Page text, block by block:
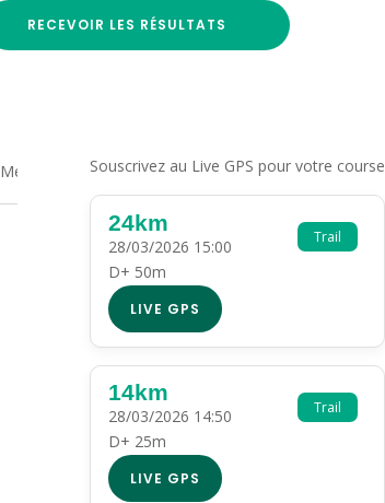
RECEVOIR LES RÉSULTATS
Medias Souscrivez au Live GPS pour votre course
Trail
24km
28/03/2026 15:00
D+ 50m
LIVE GPS
Trail
14km
28/03/2026 14:50
D+ 25m
LIVE GPS